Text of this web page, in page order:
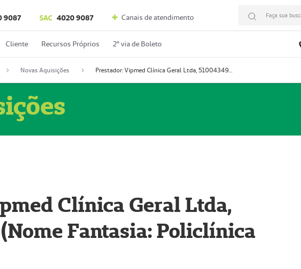
9087 SAC 4020 9087 Canais de atendimento Faça sua
Cliente Recursos Próprios 2º via de Boleto
Novas Aquisições Prestador: Vipmed Clínica Geral Ltda, 51004349-0 (Nome Fantasia: Policlínica Master)
Clínica Geral Ltda,
Fantasia: Policlínica